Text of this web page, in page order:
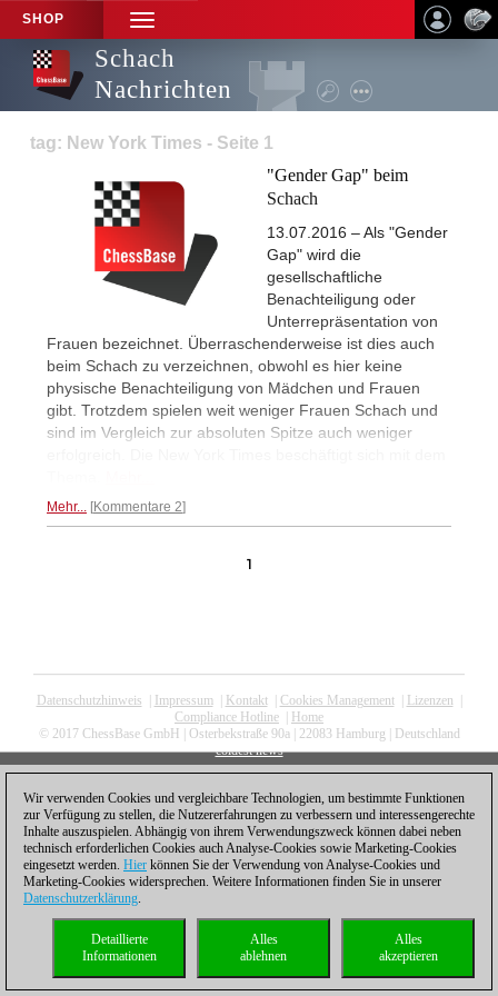
SHOP
TOGGLE
NAVIGATION
Schach
Nachrichten
tag: New York Times - Seite 1
"Gender Gap" beim
Schach
13.07.2016 – Als "Gender
Gap" wird die
gesellschaftliche
Benachteiligung oder
Unterrepräsentation von
Frauen bezeichnet. Überraschenderweise ist dies auch
beim Schach zu verzeichnen, obwohl es hier keine
physische Benachteiligung von Mädchen und Frauen
gibt. Trotzdem spielen weit weniger Frauen Schach und
sind im Vergleich zur absoluten Spitze auch weniger
Mehr... Kommentare 2
1
Datenschutzhinweis Impressum| Kontakt| Cookies Management| Lizenzen
Compliance Hotline
Home
© 2017 ChessBase GmbH | Osterbekstraße 90a | 22083 Hamburg | Deutschland
coldest news
Wir verwenden Cookies und vergleichbare Technologien, um bestimmte Funktionen
zur Verfügung zu stellen, die Nutzererfahrungen zu verbessern und interessengerechte
Inhalte auszuspielen. Abhängig von ihrem Verwendungszweck können dabei neben
technisch erforderlichen Cookies auch Analyse-Cookies sowie Marketing-Cookies
eingesetzt werden. Hier können Sie der Verwendung von Analyse-Cookies und
Marketing-Cookies widersprechen. Weitere Informationen finden Sie in unserer
Datenschutzerklärung.
Alles
akzeptieren
Alles
ablehnen
Detaillierte
Informationen